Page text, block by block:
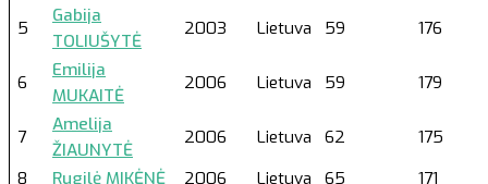
5
Gabija
TOLIUŠYTĖ
2003 Lietuva 59 176
6
Emilija
MUKAITĖ
2006 Lietuva 59 179
7
Amelija
ŽIAUNYTĖ
2006 Lietuva 62
175
8
Rugilė MIKĖNĖ 2006 Lietuva 65
171